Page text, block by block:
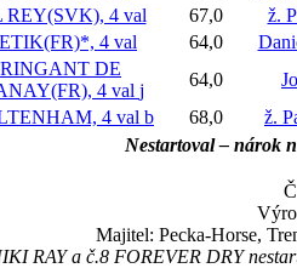
REY(SVK), 4 val 67,0
ž.
4 val 64,0
DE
4 val j
64,0
4 val b 68,0
ž.
Nestartoval – nárok
Majitel: Pecka-Horse,
RAY a č.8 FOREVER DRY